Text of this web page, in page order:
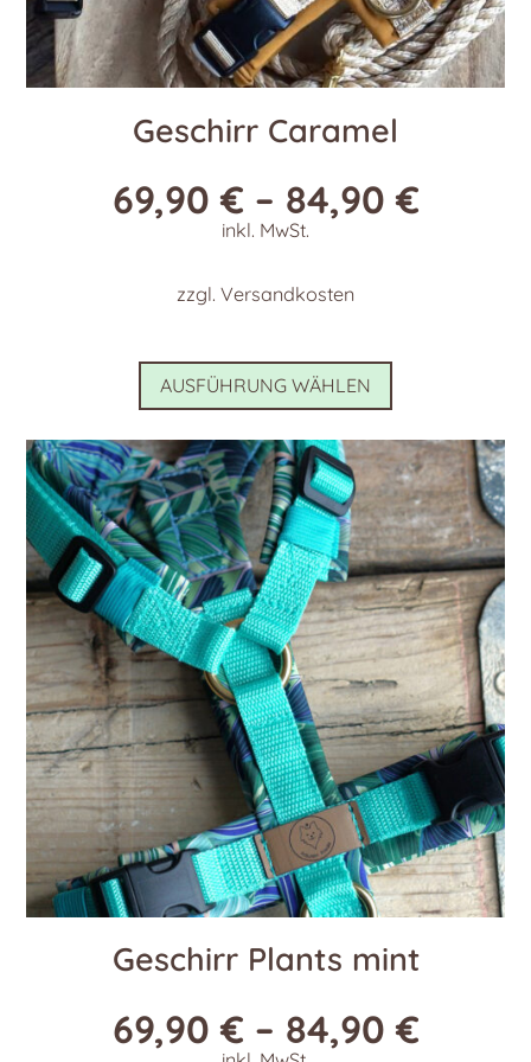
Geschirr Caramel
69,90€ – 84,90€
inkl. MwSt.
zzgl. Versandkosten
AUSFÜHRUNG WÄHLEN
Dieses
weist
mehrere
Varianten
auf.
Die
Optionen
können
auf
der
Produktseite
gewählt
werden
Geschirr Plants mint
69,90€ – 84,90€